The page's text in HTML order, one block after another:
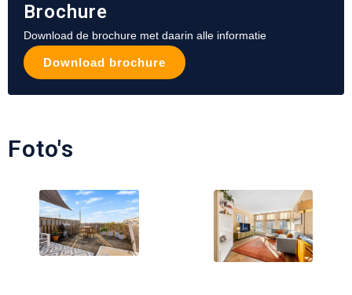
Brochure
Download de brochure met daarin alle informatie
Download brochure
Foto's